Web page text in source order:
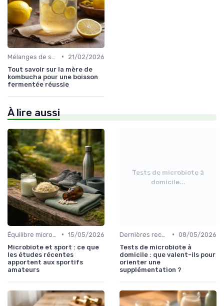
•
21/02/2026
Tout savoir sur la mère de
kombucha pour une boisson
fermentée réussie
À lire aussi
• 15/05/2026
Microbiote et sport : ce que
les études récentes
apportent aux sportifs
amateurs
Tests de microbiote à
domicile...
• 08/05/2026
Tests de microbiote à
domicile : que valent-ils pour
orienter une
supplémentation ?